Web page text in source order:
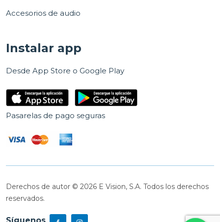
Accesorios de audio
Instalar app
Desde App Store o Google Play
Pasarelas de pago seguras
Derechos de autor © 2026 E Vision, S.A. Todos los derechos
reservados.